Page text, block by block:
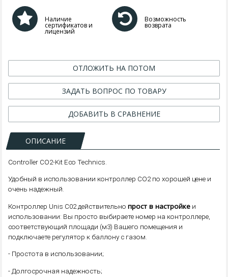
Наличие
сертификатов и
лицензий
Возможность
возврата
ОТЛОЖИТЬ НА ПОТОМ
ЗАДАТЬ ВОПРОС ПО ТОВАРУ
ДОБАВИТЬ В СРАВНЕНИЕ
ОПИСАНИЕ
Controller CO2-Kit Eco Technics.
Удобный в использовании контроллер CO2 по хорошей цене и
очень надежный.
Контроллер Unis C02 действительнопрост в настройке и
использовании: Вы просто выбираете номер на контроллере,
соответствующий площади (м3) Вашего помещения и
подключаете регулятор к баллону с газом.
- Простота в использовании;
- Долгосрочная надежность;